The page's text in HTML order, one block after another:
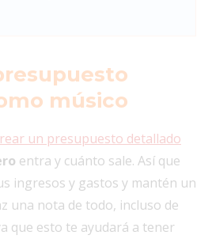
músico
un presupuesto detallado
entra y cuánto sale. Así que
ingresos y gastos y mantén un
una nota de todo, incluso de
que esto te ayudará a tener